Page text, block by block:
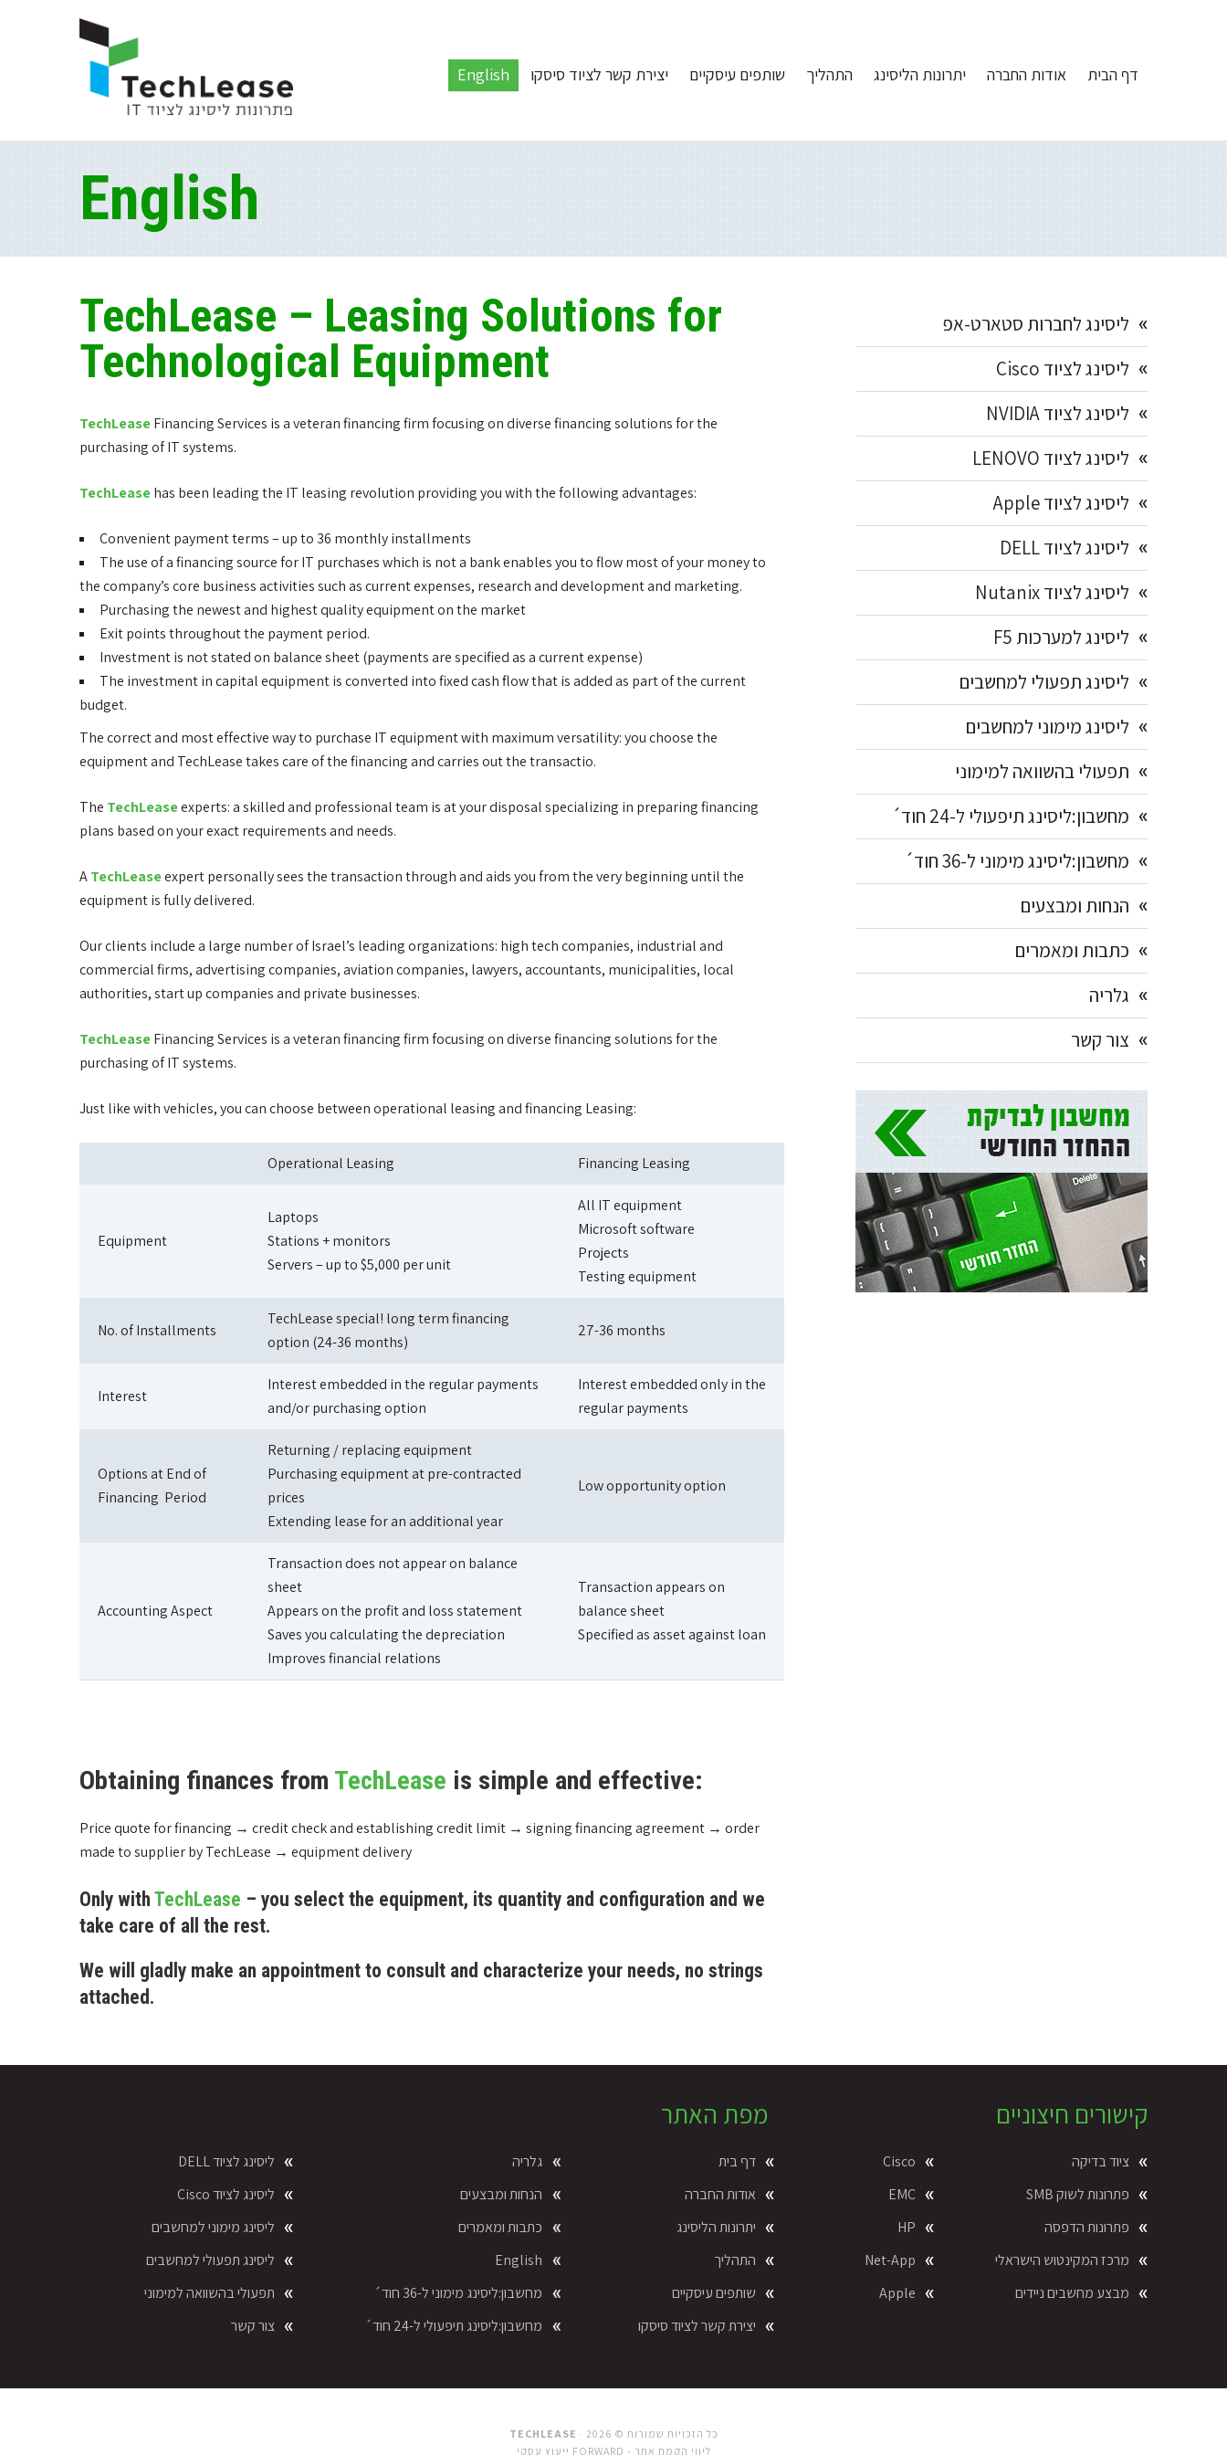
דף הבית אודות החברה יתרונות הליסינג התהליך שותפים עיסקיים יצירת קשר לציוד סיסקו English
English
TechLease – Leasing Solutions for
Technological Equipment
TechLeaseFinancing Services is a veteran financing firm focusing on diverse financing solutions for the
purchasing of IT systems.
TechLeasehas been leading the IT leasing revolution providing you with the following advantages:
Convenient payment terms – up to 36 monthly installments
The use of a financing source for IT purchases which is not a bank enables you to flow most of your money to
the company’s core business activities such as current expenses, research and development and marketing.
Purchasing the newest and highest quality equipment on the market
Exit points throughout the payment period.
Investment is not stated on balance sheet (payments are specified as a current expense)
The investment in capital equipment is converted into fixed cash flow that is added as part of the current
budget.
The correct and most effective way to purchase IT equipment with maximum versatility: you choose the
equipment and TechLease takes care of the financing and carries out the transactio.
The TechLeaseexperts: a skilled and professional team is at your disposal specializing in preparing financing
plans based on your exact requirements and needs.
ATechLeaseexpert personally sees the transaction through and aids you from the very beginning until the
equipment is fully delivered.
Our clients include a large number of Israel’s leading organizations: high tech companies, industrial and
commercial firms, advertising companies, aviation companies, lawyers, accountants, municipalities, local
authorities, start up companies and private businesses.
TechLeaseFinancing Services is a veteran financing firm focusing on diverse financing solutions for the
purchasing of IT systems.
Just like with vehicles, you can choose between operational leasing and financing Leasing:
Operational Leasing Financing Leasing
Equipment
Laptops
Stations + monitors
Servers – up to $5,000 per unit
All IT equipment
Microsoft software
Projects
Testing equipment
No. of Installments
TechLease special! long term financing
option (24-36 months)
27-36 months
Interest
Interest embedded in the regular payments
and/or purchasing option
Interest embedded only in the
regular payments
Options at End of
Financing Period
Returning / replacing equipment
Purchasing equipment at pre-contracted
prices
Extending lease for an additional year
Low opportunity option
Accounting Aspect
Transaction does not appear on balance
sheet
Appears on the profit and loss statement
Saves you calculating the depreciation
Improves financial relations
Transaction appears on
balance sheet
Specified as asset against loan
Obtaining finances from TechLease is simple and effective:
Price quote for financing → credit check and establishing credit limit → signing financing agreement → order
made to supplier by TechLease → equipment delivery
Only with TechLease – you select the equipment, its quantity and configuration and we
take care of all the rest.
We will gladly make an appointment to consult and characterize your needs, no strings
attached.
Primary
Sidebar
ליסינג לחברות סטארט-אפ
ליסינג לציוד Cisco
ליסינג לציוד NVIDIA
ליסינג לציוד LENOVO
ליסינג לציוד Apple
ליסינג לציוד DELL
ליסינג לציוד Nutanix
ליסינג למערכות F5
ליסינג תפעולי למחשבים
ליסינג מימוני למחשבים
תפעולי בהשוואה למימוני
מחשבון:ליסינג תיפעולי ל-24 חוד´
מחשבון:ליסינג מימוני ל-36 חוד´
הנחות ומבצעים
כתבות ומאמרים
גלריה
צור קשר
Footerקישורים חיצוניים
ציוד בדיקה
פתרונות לשוק SMB
פתרונות הדפסה
מרכז המקינטוש הישראלי
מבצע מחשבים ניידים
Cisco
EMC
HP
Net-App
Apple
מפת האתר
דף בית
אודות החברה
יתרונות הליסינג
התהליך
שותפים עיסקיים
יצירת קשר לציוד סיסקו
גלריה
הנחות ומבצעים
כתבות ומאמרים
English
מחשבון:ליסינג מימוני ל-36 חוד´
מחשבון:ליסינג תיפעולי ל-24 חוד´
ליסינג לציוד DELL
ליסינג לציוד Cisco
ליסינג מימוני למחשבים
ליסינג תפעולי למחשבים
תפעולי בהשוואה למימוני
צור קשר
כל הזכויות שמורות © 2026 · ‫
TECHLEASE
ליווי הקמת אתר - FORWARD
ייעוץ עסקי